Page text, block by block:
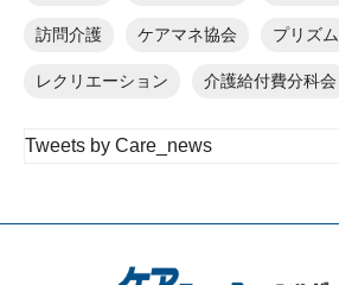
訪問介護 ケアマネ協会 プリズム
レクリエーション 介護給付費分科会
Tweets by Care_news